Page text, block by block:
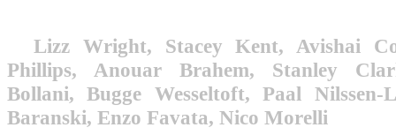
Lizz Wright, Stacey Kent, Avishai
Phillips, Anouar Brahem, Stanley
Bollani, Bugge Wesseltoft, Paal Nilssen-
Baranski, Enzo Favata, Nico Morelli